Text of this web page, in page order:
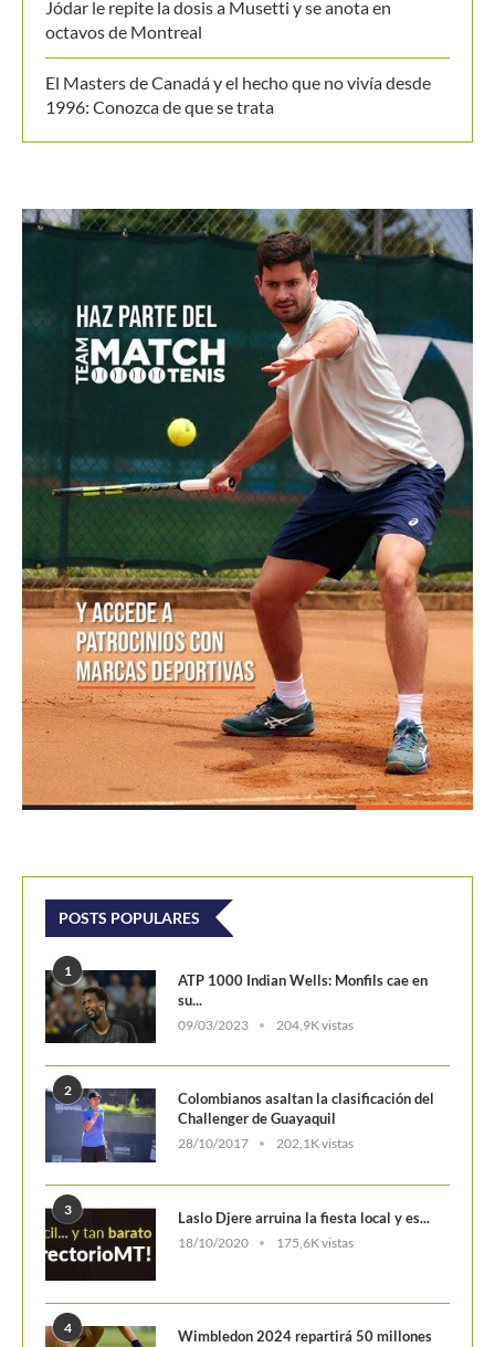
Brasil: de estar a tres puntos de la eliminación en la
Mundial Sub-14
masculino del Campeonato Mundial Sub-14
octavos de Montreal
El Masters de Canadá y el hecho que no vivía desde
1996: Conozca de que se trata
POSTS POPULARES
1
09/03/2023 204,9K vistas
2
28/10/2017 202,1K vistas